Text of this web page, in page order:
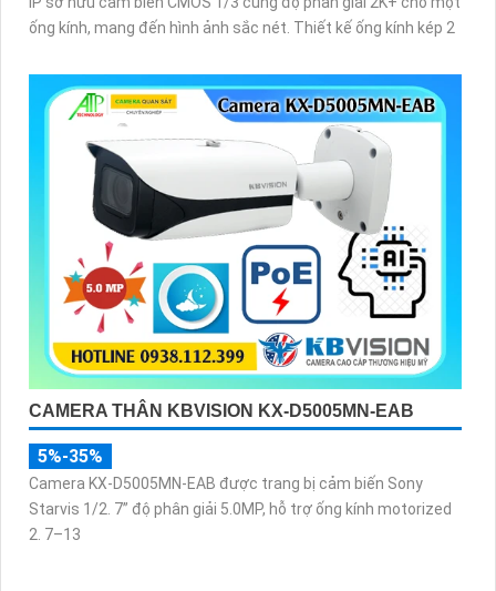
ống kính, mang đến hình ảnh sắc nét. Thiết kế ống kính kép 2
CAMERA THÂN KBVISION KX-D5005MN-EAB
5%-35%
Camera KX-D5005MN-EAB được trang bị cảm biến Sony
Starvis 1/2. 7” độ phân giải 5.0MP, hỗ trợ ống kính motorized
2. 7–13